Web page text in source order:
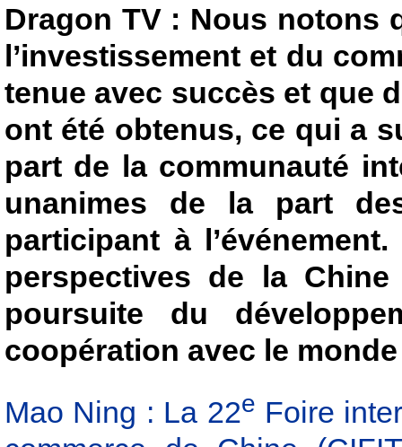
Dragon TV : Nous notons
l’investissement et du
tenue avec succès et que
ont été obtenus, ce qui a
part de la communauté
unanimes de la part
participant à
perspectives de la
poursuite du
coopération avec le
Mao Ning : La 22e Foire